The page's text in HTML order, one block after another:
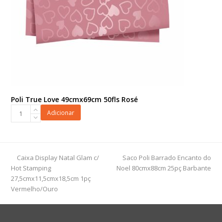
Poli True Love 49cmx69cm 50fls Rosé
Rosé
quantidade
Adicionar
previous
post:
Caixa Display Natal Glam c/
Hot Stamping
27,5cmx11,5cmx18,5cm 1pç
Vermelho/Ouro
next
post:
Saco Poli Barrado Encanto do
Noel 80cmx88cm 25pç Barbante